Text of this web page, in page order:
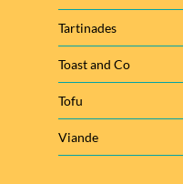
Tartinades
Toast and Co
Tofu
Viande